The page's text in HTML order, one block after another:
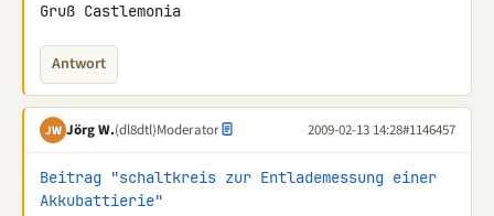
Gruß Castlemonia
Antwort
JW Jörg W.(dl8dtl)Moderator 2009-02-13 14:28#1146457
Beitrag "schaltkreis zur Entlademessung einer
Akkubattierie"